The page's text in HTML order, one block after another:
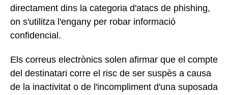
directament dins la categoria d'atacs de phishing,
on s'utilitza l'engany per robar informació
confidencial.
Els correus electrònics solen afirmar que el compte
del destinatari corre el risc de ser suspès a causa
de la inactivitat o de l'incompliment d'una suposada